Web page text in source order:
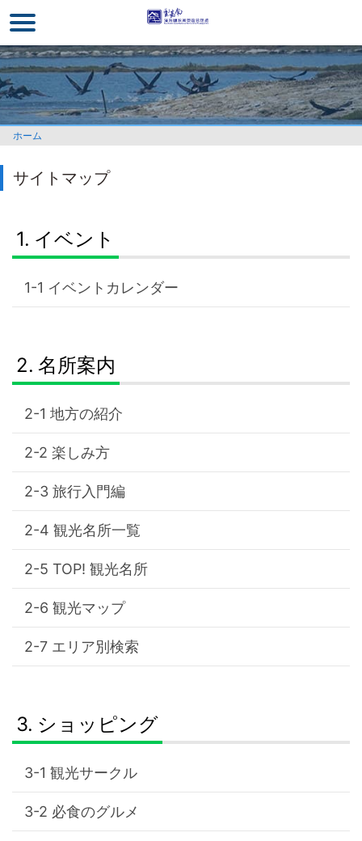
イ
ン
コ
ン
テ
ン
ツ
セ
ホーム
サイトマップ
イベント
イベントカレンダー
名所案内
地方の紹介
楽しみ方
旅行入門編
観光名所一覧
TOP! 観光名所
観光マップ
エリア別検索
ショッピング
観光サークル
必食のグルメ